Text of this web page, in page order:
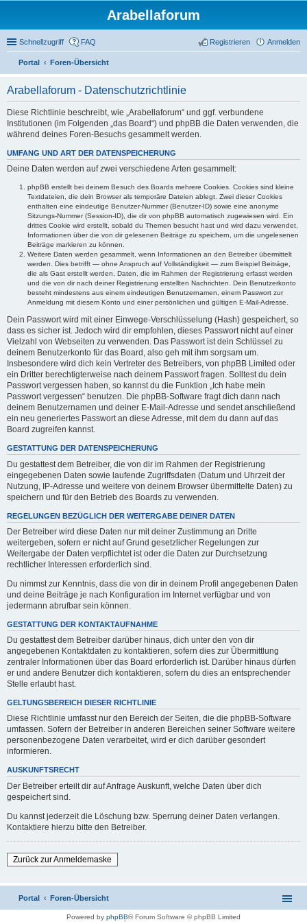
Arabellaforum
Schnellzugriff FAQ Anmelden
Registrieren
Portal
Foren-Übersicht
Arabellaforum - Datenschutzrichtlinie
Diese Richtlinie beschreibt, wie „Arabellaforum“ und ggf. verbundene
Institutionen (im Folgenden „das Board“) und phpBB die Daten verwenden, die
während deines Foren-Besuchs gesammelt werden.
UMFANG UND ART DER DATENSPEICHERUNG
Deine Daten werden auf zwei verschiedene Arten gesammelt:
phpBB erstellt bei deinem Besuch des Boards mehrere Cookies. Cookies sind kleine
Textdateien, die dein Browser als temporäre Dateien ablegt. Zwei dieser Cookies
enthalten eine eindeutige Benutzer-Nummer (Benutzer-ID) sowie eine anonyme
Sitzungs-Nummer (Session-ID), die dir von phpBB automatisch zugewiesen wird. Ein
drittes Cookie wird erstellt, sobald du Themen besucht hast und wird dazu verwendet,
Informationen über die von dir gelesenen Beiträge zu speichern, um die ungelesenen
Beiträge markieren zu können.
Weitere Daten werden gesammelt, wenn Informationen an den Betreiber übermittelt
werden. Dies betrifft — ohne Anspruch auf Vollständigkeit — zum Beispiel Beiträge,
die als Gast erstellt werden, Daten, die im Rahmen der Registrierung erfasst werden
und die von dir nach deiner Registrierung erstellten Nachrichten. Dein Benutzerkonto
besteht mindestens aus einem eindeutigen Benutzernamen, einem Passwort zur
Anmeldung mit diesem Konto und einer persönlichen und gültigen E-Mail-Adresse.
Dein Passwort wird mit einer Einwege-Verschlüsselung (Hash) gespeichert, so
dass es sicher ist. Jedoch wird dir empfohlen, dieses Passwort nicht auf einer
Vielzahl von Webseiten zu verwenden. Das Passwort ist dein Schlüssel zu
deinem Benutzerkonto für das Board, also geh mit ihm sorgsam um.
Insbesondere wird dich kein Vertreter des Betreibers, von phpBB Limited oder
ein Dritter berechtigterweise nach deinem Passwort fragen. Solltest du dein
Passwort vergessen haben, so kannst du die Funktion „Ich habe mein
Passwort vergessen“ benutzen. Die phpBB-Software fragt dich dann nach
deinem Benutzernamen und deiner E-Mail-Adresse und sendet anschließend
ein neu generiertes Passwort an diese Adresse, mit dem du dann auf das
Board zugreifen kannst.
GESTATTUNG DER DATENSPEICHERUNG
Du gestattest dem Betreiber, die von dir im Rahmen der Registrierung
eingegebenen Daten sowie laufende Zugriffsdaten (Datum und Uhrzeit der
Nutzung, IP-Adresse und weitere von deinem Browser übermittelte Daten) zu
speichern und für den Betrieb des Boards zu verwenden.
REGELUNGEN BEZÜGLICH DER WEITERGABE DEINER DATEN
Der Betreiber wird diese Daten nur mit deiner Zustimmung an Dritte
weitergeben, sofern er nicht auf Grund gesetzlicher Regelungen zur
Weitergabe der Daten verpflichtet ist oder die Daten zur Durchsetzung
rechtlicher Interessen erforderlich sind.
Du nimmst zur Kenntnis, dass die von dir in deinem Profil angegebenen Daten
und deine Beiträge je nach Konfiguration im Internet verfügbar und von
jedermann abrufbar sein können.
GESTATTUNG DER KONTAKTAUFNAHME
Du gestattest dem Betreiber darüber hinaus, dich unter den von dir
angegebenen Kontaktdaten zu kontaktieren, sofern dies zur Übermittlung
zentraler Informationen über das Board erforderlich ist. Darüber hinaus dürfen
er und andere Benutzer dich kontaktieren, sofern du dies an entsprechender
Stelle erlaubt hast.
GELTUNGSBEREICH DIESER RICHTLINIE
Diese Richtlinie umfasst nur den Bereich der Seiten, die die phpBB-Software
umfassen. Sofern der Betreiber in anderen Bereichen seiner Software weitere
personenbezogene Daten verarbeitet, wird er dich darüber gesondert
informieren.
AUSKUNFTSRECHT
Der Betreiber erteilt dir auf Anfrage Auskunft, welche Daten über dich
gespeichert sind.
Du kannst jederzeit die Löschung bzw. Sperrung deiner Daten verlangen.
Kontaktiere hierzu bitte den Betreiber.
Zurück zur Anmeldemaske
Portal Foren-Übersicht
Powered by phpBB® Forum Software © phpBB Limited